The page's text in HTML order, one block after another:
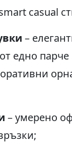
casual
–
едно парче
– умерено